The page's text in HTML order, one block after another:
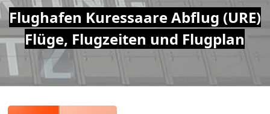
Air
Traffic
Live
Flughafen Kuressaare Abflug (URE)
Flüge, Flugzeiten und Flugplan